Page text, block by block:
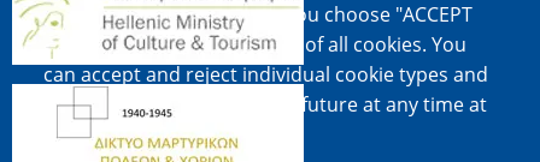
content and advertising. If you choose "ACCEPT
ALL", you consent to the use of all cookies. You
can accept and reject individual cookie types and
revoke your consent for the future at any time at
"Settings".
Image